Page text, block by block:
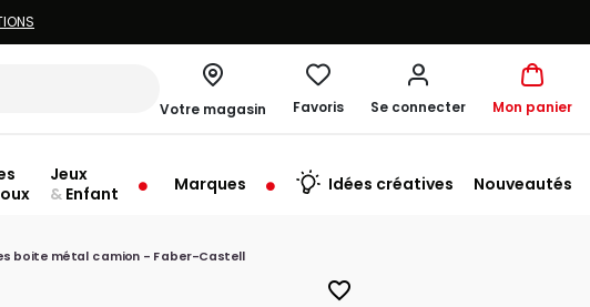
Votre magasin
ouvert à 10:00
Favoris Se connecter Mon panier
Jeux
& Enfant Marques Idées créatives Nouveautés
boite métal camion - Faber-Castell
favorite_border